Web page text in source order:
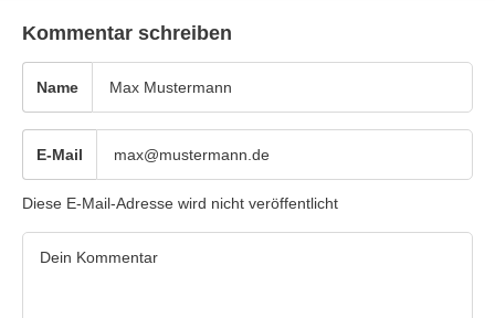
Kommentar schreiben
Name
E-Mail
Diese E-Mail-Adresse wird nicht veröffentlicht